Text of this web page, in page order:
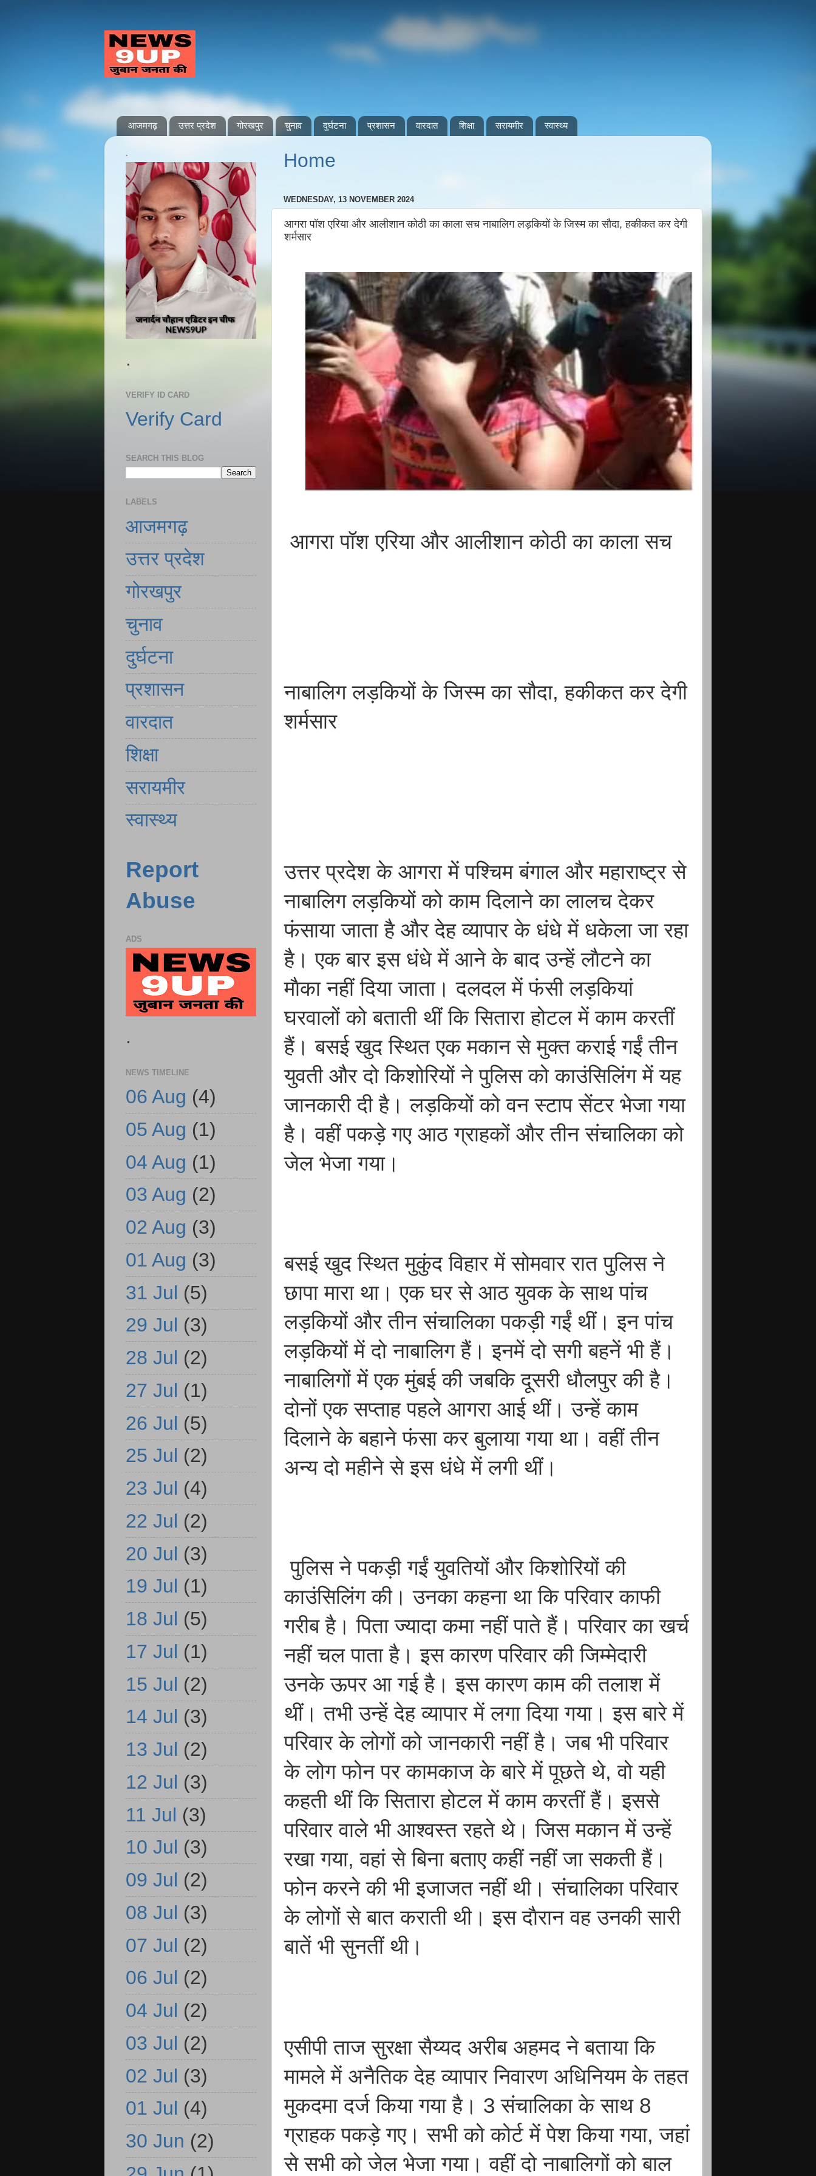
आजमगढ़ उत्तर प्रदेश गोरखपुर चुनाव दुर्घटना प्रशासन वारदात शिक्षा सरायमीर स्वास्थ्य
Home
WEDNESDAY, 13 NOVEMBER 2024
आगरा पॉश एरिया और आलीशान कोठी का काला सच नाबालिग लड़कियों के जिस्म का सौदा, हकीकत कर देगी
शर्मसार
आगरा पॉश एरिया और आलीशान कोठी का काला सच
नाबालिग लड़कियों के जिस्म का सौदा, हकीकत कर देगी
शर्मसार
उत्तर प्रदेश के आगरा में पश्चिम बंगाल और महाराष्ट्र से
नाबालिग लड़कियों को काम दिलाने का लालच देकर
फंसाया जाता है और देह व्यापार के धंधे में धकेला जा रहा
है। एक बार इस धंधे में आने के बाद उन्हें लाैटने का
माैका नहीं दिया जाता। दलदल में फंसी लड़कियां
घरवालों को बताती थीं कि सितारा होटल में काम करतीं
हैं। बसई खुद स्थित एक मकान से मुक्त कराई गईं तीन
युवती और दो किशोरियों ने पुलिस को काउंसिलिंग में यह
जानकारी दी है। लड़कियों को वन स्टाप सेंटर भेजा गया
है। वहीं पकड़े गए आठ ग्राहकों और तीन संचालिका को
जेल भेजा गया।
बसई खुद स्थित मुकुंद विहार में सोमवार रात पुलिस ने
छापा मारा था। एक घर से आठ युवक के साथ पांच
लड़कियों और तीन संचालिका पकड़ी गईं थीं। इन पांच
लड़कियों में दो नाबालिग हैं। इनमें दो सगी बहनें भी हैं।
नाबालिगों में एक मुंबई की जबकि दूसरी धाैलपुर की है।
दोनों एक सप्ताह पहले आगरा आई थीं। उन्हें काम
दिलाने के बहाने फंसा कर बुलाया गया था। वहीं तीन
अन्य दो महीने से इस धंधे में लगी थीं।
पुलिस ने पकड़ी गईं युवतियों और किशोरियों की
काउंसिलिंग की। उनका कहना था कि परिवार काफी
गरीब है। पिता ज्यादा कमा नहीं पाते हैं। परिवार का खर्च
नहीं चल पाता है। इस कारण परिवार की जिम्मेदारी
उनके ऊपर आ गई है। इस कारण काम की तलाश में
थीं। तभी उन्हें देह व्यापार में लगा दिया गया। इस बारे में
परिवार के लोगों को जानकारी नहीं है। जब भी परिवार
के लोग फोन पर कामकाज के बारे में पूछते थे, वो यही
कहती थीं कि सितारा होटल में काम करतीं हैं। इससे
परिवार वाले भी आश्वस्त रहते थे। जिस मकान में उन्हें
रखा गया, वहां से बिना बताए कहीं नहीं जा सकती हैं।
फोन करने की भी इजाजत नहीं थी। संचालिका परिवार
के लोगों से बात कराती थी। इस दाैरान वह उनकी सारी
बातें भी सुनतीं थी।
एसीपी ताज सुरक्षा सैय्यद अरीब अहमद ने बताया कि
मामले में अनैतिक देह व्यापार निवारण अधिनियम के तहत
मुकदमा दर्ज किया गया है। 3 संचालिका के साथ 8
ग्राहक पकड़े गए। सभी को कोर्ट में पेश किया गया, जहां
से सभी को जेल भेजा गया। वहीं दो नाबालिगों को बाल
.
.
VERIFY ID CARD
Verify Card
SEARCH THIS BLOG
LABELS
आजमगढ़
उत्तर प्रदेश
गोरखपुर
चुनाव
दुर्घटना
प्रशासन
वारदात
शिक्षा
सरायमीर
स्वास्थ्य
Report
Abuse
ADS
.
NEWS TIMELINE
06 Aug (4)
05 Aug (1)
04 Aug (1)
03 Aug (2)
02 Aug (3)
01 Aug (3)
31 Jul (5)
29 Jul (3)
28 Jul (2)
27 Jul (1)
26 Jul (5)
25 Jul (2)
23 Jul (4)
22 Jul (2)
20 Jul (3)
19 Jul (1)
18 Jul (5)
17 Jul (1)
15 Jul (2)
14 Jul (3)
13 Jul (2)
12 Jul (3)
11 Jul (3)
10 Jul (3)
09 Jul (2)
08 Jul (3)
07 Jul (2)
06 Jul (2)
04 Jul (2)
03 Jul (2)
02 Jul (3)
01 Jul (4)
30 Jun (2)